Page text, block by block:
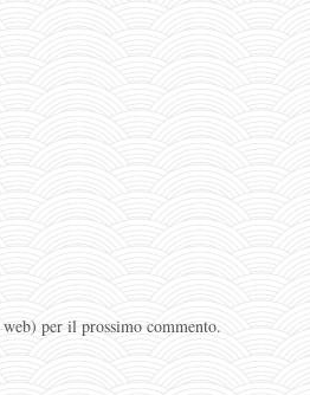
per il prossimo commento.